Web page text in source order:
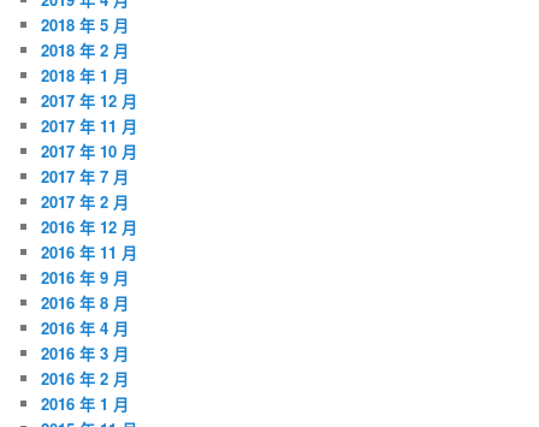
2018 年 5 月
2018 年 2 月
2018 年 1 月
2017 年 12 月
2017 年 11 月
2017 年 10 月
2017 年 7 月
2017 年 2 月
2016 年 12 月
2016 年 11 月
2016 年 9 月
2016 年 8 月
2016 年 4 月
2016 年 3 月
2016 年 2 月
2016 年 1 月